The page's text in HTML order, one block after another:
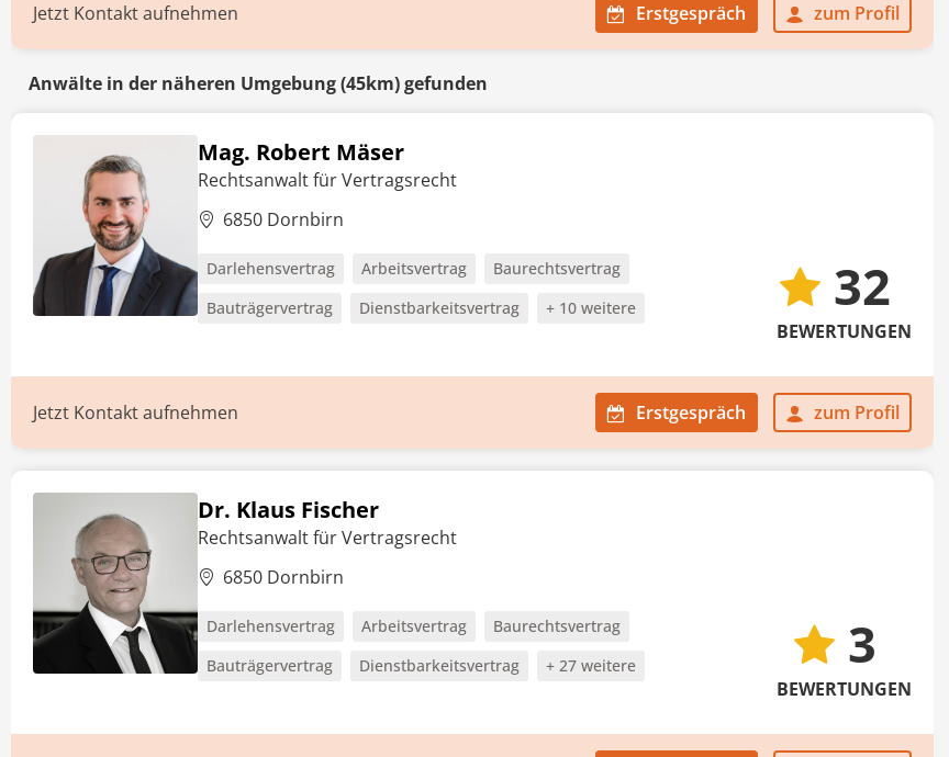
Jetzt Kontakt aufnehmen Erstgespräch zum Profil
Anwälte in der näheren Umgebung (45km) gefunden
Mag. Robert Mäser
Rechtsanwalt für Vertragsrecht
6850 Dornbirn
Darlehensvertrag Arbeitsvertrag
Baurechtsvertrag
Bauträgervertrag
Dienstbarkeitsvertrag + 10 weitere 32
BEWERTUNGEN
Jetzt Kontakt aufnehmen Erstgespräch zum Profil
Dr. Klaus Fischer
Rechtsanwalt für Vertragsrecht
6850 Dornbirn
Darlehensvertrag Arbeitsvertrag
Baurechtsvertrag
Bauträgervertrag
Dienstbarkeitsvertrag + 27 weitere 3
BEWERTUNGEN